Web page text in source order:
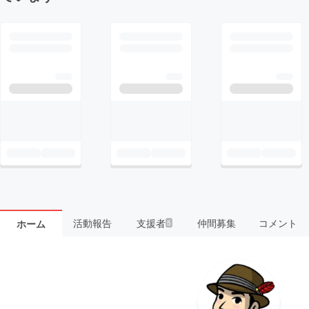
ホーム 活動報告 支援者5 仲間募集 コメント